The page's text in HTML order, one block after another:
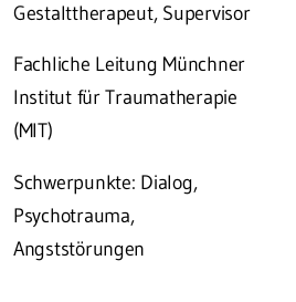
Gestalttherapeut, Supervisor
Fachliche Leitung Münchner
Institut für Traumatherapie
(MIT)
Schwerpunkte: Dialog,
Psychotrauma,
Angststörungen